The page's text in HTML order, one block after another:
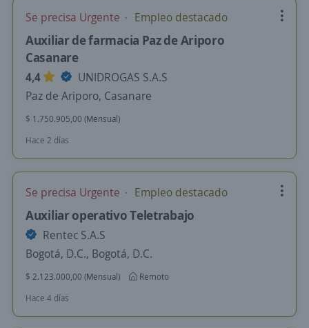
Se precisa Urgente Empleo destacado
Auxiliar de farmacia Paz de Ariporo
Casanare
4,4
UNIDROGAS S.A.S
Paz de Ariporo, Casanare
$ 1.750.905,00 (Mensual)
Hace 2 días
Se precisa Urgente Empleo destacado
Auxiliar operativo Teletrabajo
Rentec S.A.S
Bogotá, D.C., Bogotá, D.C.
$ 2.123.000,00 (Mensual)
Remoto
Hace 4 días